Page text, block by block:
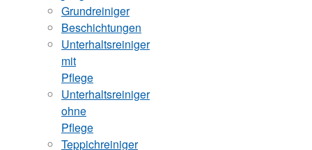
Grundreiniger
Beschichtungen
Unterhaltsreiniger
mit
Pflege
Unterhaltsreiniger
ohne
Pflege
Teppichreiniger